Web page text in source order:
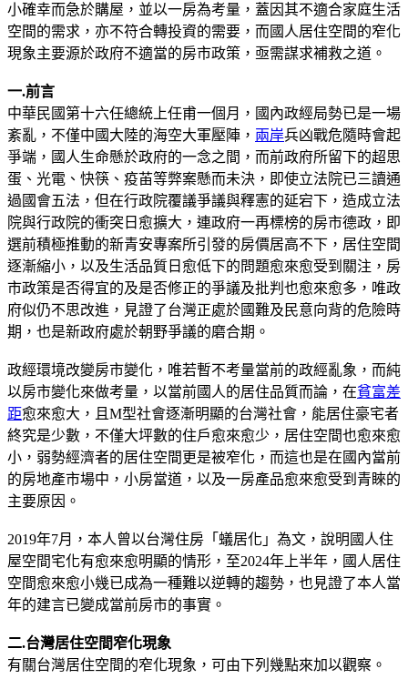
小確幸而急於購屋，並以一房為考量，蓋因其不適合家庭生活
空間的需求，亦不符合轉投資的需要，而國人居住空間的窄化
現象主要源於政府不適當的房市政策，亟需謀求補救之道。
一.前言
中華民國第十六任總統上任甫一個月，國內政經局勢已是一場
紊亂，不僅中國大陸的海空大軍壓陣， 兩岸兵凶戰危隨時會起
爭端，國人生命懸於政府的一念之間，而前政府所留下的超思
蛋、光電、快筷、疫苖等弊案懸而未決，即使立法院已三讀通
過國會五法，但在行政院覆議爭議與釋憲的延宕下，造成立法
院與行政院的衝突日愈擴大，連政府一再標榜的房市德政，即
選前積極推動的新青安專案所引發的房價居高不下，居住空間
逐漸縮小，以及生活品質日愈低下的問題愈來愈受到關注，房
市政策是否得宜的及是否修正的爭議及批判也愈來愈多，唯政
府似仍不思改進，見證了台灣正處於國難及民意向背的危險時
期，也是新政府處於朝野爭議的磨合期。
政經環境改變房市變化，唯若暫不考量當前的政經亂象，而純
以房市變化來做考量，以當前國人的居住品質而論，在貧富差
距愈來愈大，且M型社會逐漸明顯的台灣社會，能居住豪宅者
終究是少數，不僅大坪數的住戶愈來愈少，居住空間也愈來愈
小，弱勢經濟者的居住空間更是被窄化，而這也是在國內當前
的房地產市場中，小房當道，以及一房產品愈來愈受到青睞的
主要原因。
2019年7月，本人曾以台灣住房「蟻居化」為文，說明國人住
屋空間宅化有愈來愈明顯的情形，至2024年上半年，國人居住
空間愈來愈小幾已成為一種難以逆轉的趨勢，也見證了本人當
年的建言已變成當前房市的事實。
二.台灣居住空間窄化現象
有關台灣居住空間的窄化現象，可由下列幾點來加以觀察。